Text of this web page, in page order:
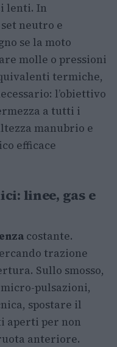
lenti. In
neutro e
se la moto
molle o pressioni
termiche,
l’obiettivo
a tutti i
manubrio e
efficace
linee, gas e
costante.
trazione
Sullo smosso,
pulsazioni,
spostare il
aperti per non
anteriore.